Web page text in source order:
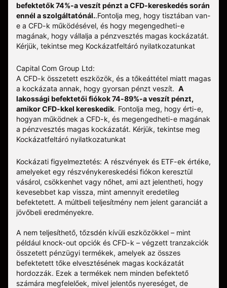
befektetők 74%-a veszít pénzt a CFD-kereskedés során
ennél a szolgáltatónál..Fontolja meg, hogy tisztában van-
e a CFD-k működésével, és hogy megengedheti-e
magának, hogy vállalja a pénzvesztés magas kockázatát.
Kérjük, tekintse meg Kockázatfeltáró nyilatkozatunkat
Capital Com Group Ltd:
A CFD-k összetett eszközök, és a tőkeáttétel miatt magas
a kockázata annak, hogy gyorsan pénzt veszít. A
lakossági befektetői fiókok 74-89%-a veszít pénzt,
amikor CFD-kkel kereskedik. Fontolja meg, hogy érti-e,
hogyan működnek a CFD-k, és megengedheti-e magának
a pénzvesztés magas kockázatát. Kérjük, tekintse meg
Kockázatfeltáró nyilatkozatunkat
Kockázati figyelmeztetés: A részvények és ETF-ek értéke,
amelyeket egy részvénykereskedési fiókon keresztül
vásárol, csökkenhet vagy nőhet, ami azt jelentheti, hogy
kevesebbet kap vissza, mint amennyit eredetileg
befektetett. A múltbeli teljesítmény nem jelent garanciát a
jövőbeli eredményekre.
A nem teljesíthető, tőzsdén kívüli eszközökkel – mint
például knock-out opciók és CFD-k – végzett tranzakciók
összetett pénzügyi termékek, amelyek az összes
befektetett tőke elvesztésének magas kockázatát
hordozzák. Ezek a termékek nem minden befektető
számára megfelelőek, mivel jelentős nyereséget, de